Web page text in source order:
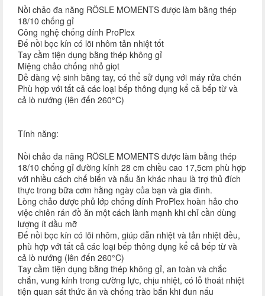
Nồi chảo đa năng RÖSLE MOMENTS được làm bằng thép
18/10 chống gỉ
Công nghệ chống dính ProPlex
Đế nồi bọc kín có lõi nhôm tản nhiệt tốt
Tay cầm tiện dụng bằng thép không gỉ
Miệng chảo chống nhỏ giọt
Dễ dàng vệ sinh bằng tay, có thể sử dụng với máy rửa chén
Phù hợp với tất cả các loại bếp thông dụng kể cả bếp từ và
cả lò nướng (lên đến 260°C)
Tính năng:
Nồi chảo đa năng RÖSLE MOMENTS được làm bằng thép
18/10 chống gỉ đường kính 28 cm chiều cao 17,5cm phù hợp
với nhiều cách chế biến và nấu ăn khác nhau là trợ thủ đích
thực trong bữa cơm hằng ngày của bạn và gia đình.
Lòng chảo được phủ lớp chống dính ProPlex hoàn hảo cho
việc chiên rán đồ ăn một cách lành mạnh khi chỉ cần dùng
lượng ít dầu mỡ
Đế nồi bọc kín có lõi nhôm, giúp dẫn nhiệt và tản nhiệt đều,
phù hợp với tất cả các loại bếp thông dụng kể cả bếp từ và
cả lò nướng (lên đến 260°C)
Tay cầm tiện dụng bằng thép không gỉ, an toàn và chắc
chắn, vung kính trong cường lực, chịu nhiệt, có lỗ thoát nhiệt
tiện quan sát thức ăn và chống trào bắn khi đun nấu